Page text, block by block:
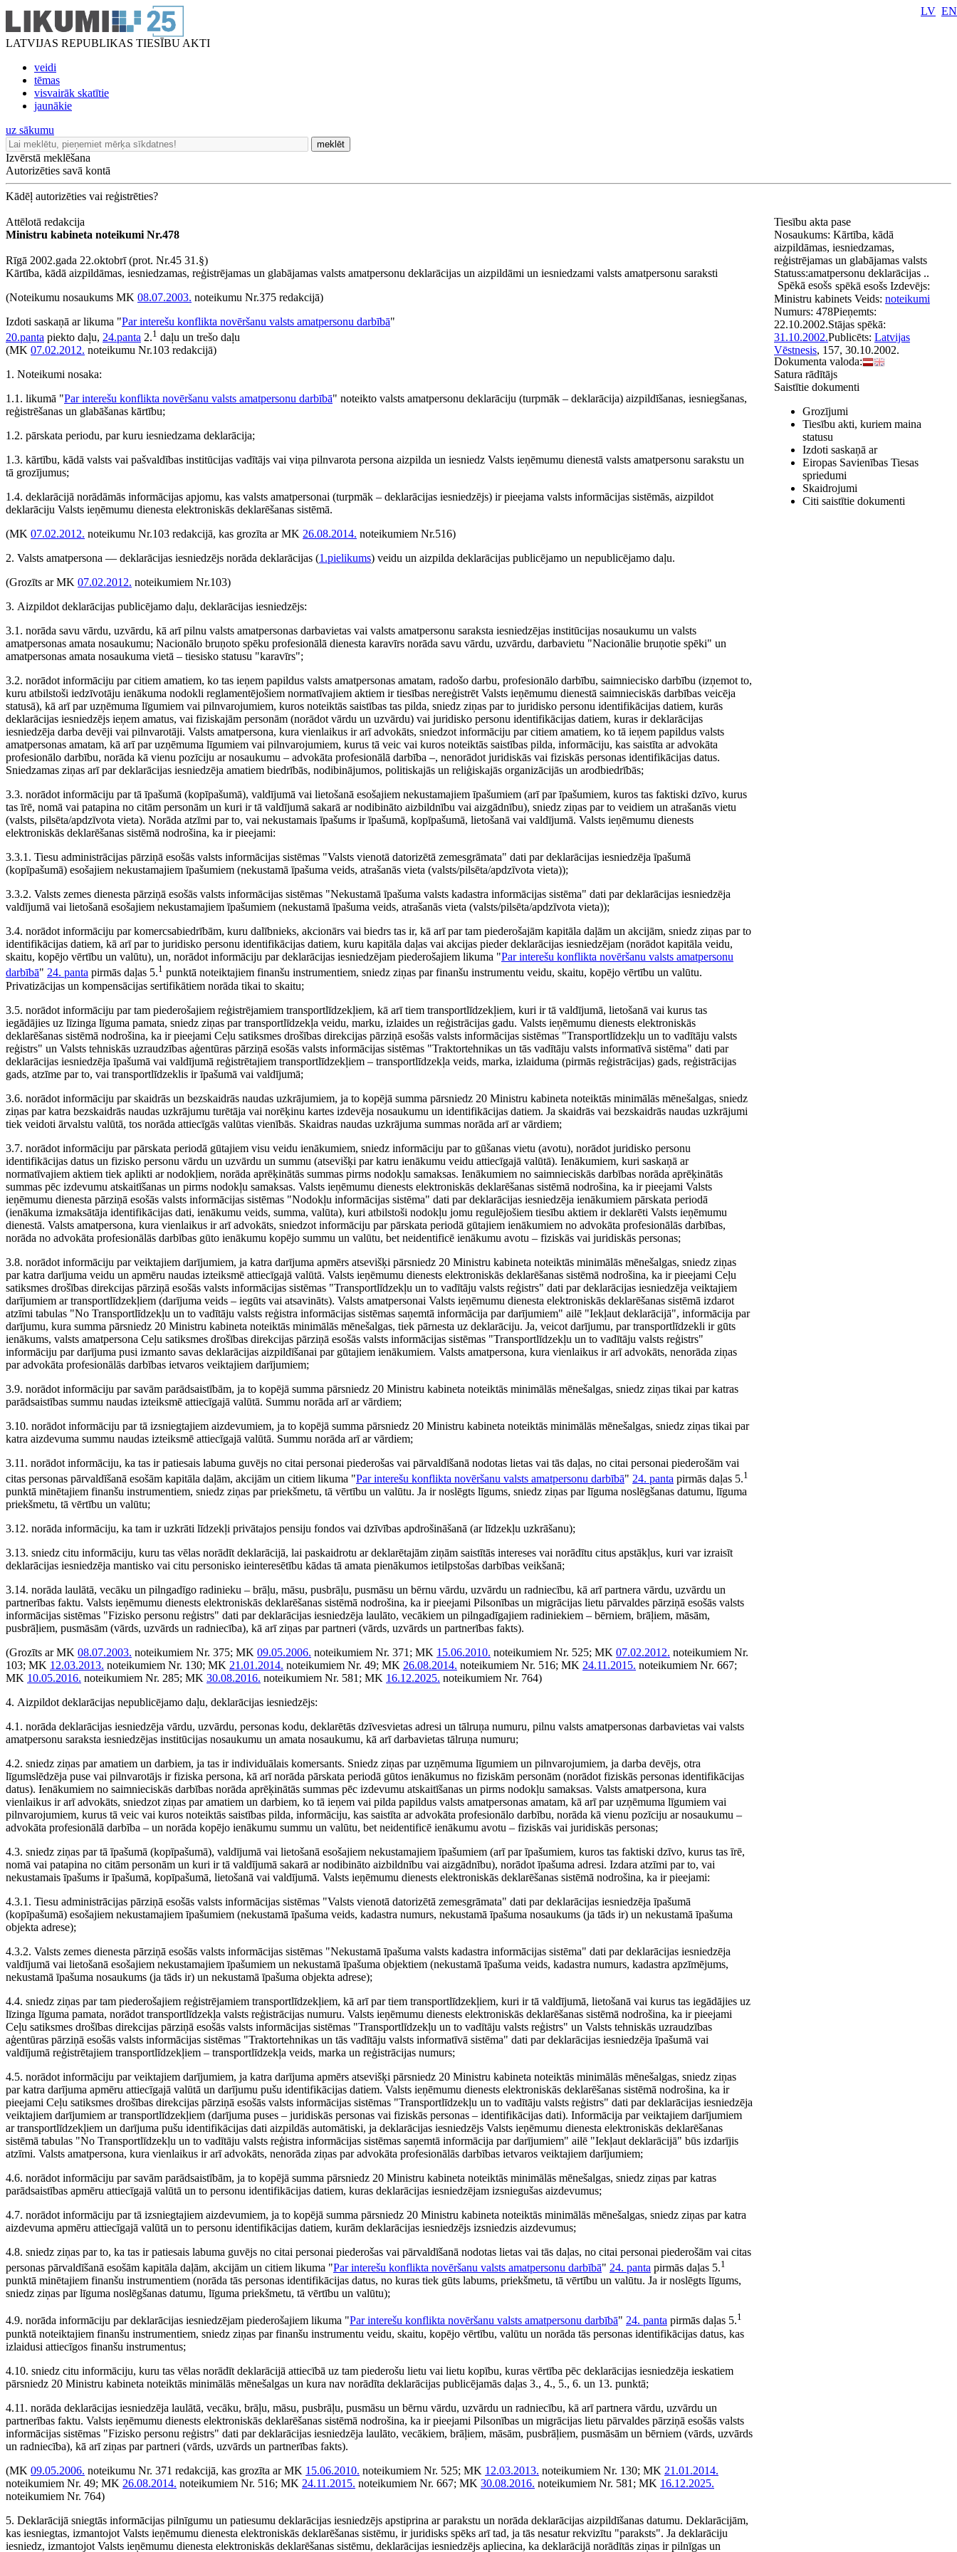
LATVIJAS REPUBLIKAS TIESĪBU AKTI
veidi
tēmas
visvairāk skatītie
jaunākie
LV EN
uz sākumu
meklēt
Izvērstā meklēšana
Autorizēties savā kontā
Kādēļ autorizēties vai reģistrēties?
Attēlotā redakcija
Ministru kabineta noteikumi Nr.478
Rīgā 2002.gada 22.oktobrī (prot. Nr.45 31.§)
Kārtība, kādā aizpildāmas, iesniedzamas, reģistrējamas un glabājamas valsts amatpersonu deklarācijas un aizpildāmi un iesniedzami valsts amatpersonu saraksti
(Noteikumu nosaukums MK 08.07.2003. noteikumu Nr.375 redakcijā)
Izdoti saskaņā ar likuma "Par interešu konflikta novēršanu valsts amatpersonu darbībā"
20.panta piekto daļu, 24.panta 2.1 daļu un trešo daļu
(MK 07.02.2012. noteikumu Nr.103 redakcijā)
1. Noteikumi nosaka:
1.1. likumā "Par interešu konflikta novēršanu valsts amatpersonu darbībā" noteikto valsts amatpersonu deklarāciju (turpmāk – deklarācija) aizpildīšanas, iesniegšanas,
reģistrēšanas un glabāšanas kārtību;
1.2. pārskata periodu, par kuru iesniedzama deklarācija;
1.3. kārtību, kādā valsts vai pašvaldības institūcijas vadītājs vai viņa pilnvarota persona aizpilda un iesniedz Valsts ieņēmumu dienestā valsts amatpersonu sarakstu un
tā grozījumus;
1.4. deklarācijā norādāmās informācijas apjomu, kas valsts amatpersonai (turpmāk – deklarācijas iesniedzējs) ir pieejama valsts informācijas sistēmās, aizpildot
deklarāciju Valsts ieņēmumu dienesta elektroniskās deklarēšanas sistēmā.
(MK 07.02.2012. noteikumu Nr.103 redakcijā, kas grozīta ar MK 26.08.2014. noteikumiem Nr.516)
2. Valsts amatpersona — deklarācijas iesniedzējs norāda deklarācijas (1.pielikums) veidu un aizpilda deklarācijas publicējamo un nepublicējamo daļu.
(Grozīts ar MK 07.02.2012. noteikumiem Nr.103)
3. Aizpildot deklarācijas publicējamo daļu, deklarācijas iesniedzējs:
3.1. norāda savu vārdu, uzvārdu, kā arī pilnu valsts amatpersonas darbavietas vai valsts amatpersonu saraksta iesniedzējas institūcijas nosaukumu un valsts
amatpersonas amata nosaukumu; Nacionālo bruņoto spēku profesionālā dienesta karavīrs norāda savu vārdu, uzvārdu, darbavietu "Nacionālie bruņotie spēki" un
amatpersonas amata nosaukuma vietā – tiesisko statusu "karavīrs";
3.2. norādot informāciju par citiem amatiem, ko tas ieņem papildus valsts amatpersonas amatam, radošo darbu, profesionālo darbību, saimniecisko darbību (izņemot to,
kuru atbilstoši iedzīvotāju ienākuma nodokli reglamentējošiem normatīvajiem aktiem ir tiesības nereģistrēt Valsts ieņēmumu dienestā saimnieciskās darbības veicēja
statusā), kā arī par uzņēmuma līgumiem vai pilnvarojumiem, kuros noteiktās saistības tas pilda, sniedz ziņas par to juridisko personu identifikācijas datiem, kurās
deklarācijas iesniedzējs ieņem amatus, vai fiziskajām personām (norādot vārdu un uzvārdu) vai juridisko personu identifikācijas datiem, kuras ir deklarācijas
iesniedzēja darba devēji vai pilnvarotāji. Valsts amatpersona, kura vienlaikus ir arī advokāts, sniedzot informāciju par citiem amatiem, ko tā ieņem papildus valsts
amatpersonas amatam, kā arī par uzņēmuma līgumiem vai pilnvarojumiem, kurus tā veic vai kuros noteiktās saistības pilda, informāciju, kas saistīta ar advokāta
profesionālo darbību, norāda kā vienu pozīciju ar nosaukumu – advokāta profesionālā darbība –, nenorādot juridiskās vai fiziskās personas identifikācijas datus.
Sniedzamas ziņas arī par deklarācijas iesniedzēja amatiem biedrībās, nodibinājumos, politiskajās un reliģiskajās organizācijās un arodbiedrībās;
3.3. norādot informāciju par tā īpašumā (kopīpašumā), valdījumā vai lietošanā esošajiem nekustamajiem īpašumiem (arī par īpašumiem, kuros tas faktiski dzīvo, kurus
tas īrē, nomā vai patapina no citām personām un kuri ir tā valdījumā sakarā ar nodibināto aizbildnību vai aizgādnību), sniedz ziņas par to veidiem un atrašanās vietu
(valsts, pilsēta/apdzīvota vieta). Norāda atzīmi par to, vai nekustamais īpašums ir īpašumā, kopīpašumā, lietošanā vai valdījumā. Valsts ieņēmumu dienests
elektroniskās deklarēšanas sistēmā nodrošina, ka ir pieejami:
3.3.1. Tiesu administrācijas pārziņā esošās valsts informācijas sistēmas "Valsts vienotā datorizētā zemesgrāmata" dati par deklarācijas iesniedzēja īpašumā
(kopīpašumā) esošajiem nekustamajiem īpašumiem (nekustamā īpašuma veids, atrašanās vieta (valsts/pilsēta/apdzīvota vieta));
3.3.2. Valsts zemes dienesta pārziņā esošās valsts informācijas sistēmas "Nekustamā īpašuma valsts kadastra informācijas sistēma" dati par deklarācijas iesniedzēja
valdījumā vai lietošanā esošajiem nekustamajiem īpašumiem (nekustamā īpašuma veids, atrašanās vieta (valsts/pilsēta/apdzīvota vieta));
3.4. norādot informāciju par komercsabiedrībām, kuru dalībnieks, akcionārs vai biedrs tas ir, kā arī par tam piederošajām kapitāla daļām un akcijām, sniedz ziņas par to
identifikācijas datiem, kā arī par to juridisko personu identifikācijas datiem, kuru kapitāla daļas vai akcijas pieder deklarācijas iesniedzējam (norādot kapitāla veidu,
skaitu, kopējo vērtību un valūtu), un, norādot informāciju par deklarācijas iesniedzējam piederošajiem likuma "Par interešu konflikta novēršanu valsts amatpersonu
darbībā" 24. panta pirmās daļas 5.1 punktā noteiktajiem finanšu instrumentiem, sniedz ziņas par finanšu instrumentu veidu, skaitu, kopējo vērtību un valūtu.
Privatizācijas un kompensācijas sertifikātiem norāda tikai to skaitu;
3.5. norādot informāciju par tam piederošajiem reģistrējamiem transportlīdzekļiem, kā arī tiem transportlīdzekļiem, kuri ir tā valdījumā, lietošanā vai kurus tas
iegādājies uz līzinga līguma pamata, sniedz ziņas par transportlīdzekļa veidu, marku, izlaides un reģistrācijas gadu. Valsts ieņēmumu dienests elektroniskās
deklarēšanas sistēmā nodrošina, ka ir pieejami Ceļu satiksmes drošības direkcijas pārziņā esošās valsts informācijas sistēmas "Transportlīdzekļu un to vadītāju valsts
reģistrs" un Valsts tehniskās uzraudzības aģentūras pārziņā esošās valsts informācijas sistēmas "Traktortehnikas un tās vadītāju valsts informatīvā sistēma" dati par
deklarācijas iesniedzēja īpašumā vai valdījumā reģistrētajiem transportlīdzekļiem – transportlīdzekļa veids, marka, izlaiduma (pirmās reģistrācijas) gads, reģistrācijas
gads, atzīme par to, vai transportlīdzeklis ir īpašumā vai valdījumā;
3.6. norādot informāciju par skaidrās un bezskaidrās naudas uzkrājumiem, ja to kopējā summa pārsniedz 20 Ministru kabineta noteiktās minimālās mēnešalgas, sniedz
ziņas par katra bezskaidrās naudas uzkrājumu turētāja vai norēķinu kartes izdevēja nosaukumu un identifikācijas datiem. Ja skaidrās vai bezskaidrās naudas uzkrājumi
tiek veidoti ārvalstu valūtā, tos norāda attiecīgās valūtas vienībās. Skaidras naudas uzkrājuma summas norāda arī ar vārdiem;
3.7. norādot informāciju par pārskata periodā gūtajiem visu veidu ienākumiem, sniedz informāciju par to gūšanas vietu (avotu), norādot juridisko personu
identifikācijas datus un fizisko personu vārdu un uzvārdu un summu (atsevišķi par katru ienākumu veidu attiecīgajā valūtā). Ienākumiem, kuri saskaņā ar
normatīvajiem aktiem tiek aplikti ar nodokļiem, norāda aprēķinātās summas pirms nodokļu samaksas. Ienākumiem no saimnieciskās darbības norāda aprēķinātās
summas pēc izdevumu atskaitīšanas un pirms nodokļu samaksas. Valsts ieņēmumu dienests elektroniskās deklarēšanas sistēmā nodrošina, ka ir pieejami Valsts
ieņēmumu dienesta pārziņā esošās valsts informācijas sistēmas "Nodokļu informācijas sistēma" dati par deklarācijas iesniedzēja ienākumiem pārskata periodā
(ienākuma izmaksātāja identifikācijas dati, ienākumu veids, summa, valūta), kuri atbilstoši nodokļu jomu regulējošiem tiesību aktiem ir deklarēti Valsts ieņēmumu
dienestā. Valsts amatpersona, kura vienlaikus ir arī advokāts, sniedzot informāciju par pārskata periodā gūtajiem ienākumiem no advokāta profesionālās darbības,
norāda no advokāta profesionālās darbības gūto ienākumu kopējo summu un valūtu, bet neidentificē ienākumu avotu – fiziskās vai juridiskās personas;
3.8. norādot informāciju par veiktajiem darījumiem, ja katra darījuma apmērs atsevišķi pārsniedz 20 Ministru kabineta noteiktās minimālās mēnešalgas, sniedz ziņas
par katra darījuma veidu un apmēru naudas izteiksmē attiecīgajā valūtā. Valsts ieņēmumu dienests elektroniskās deklarēšanas sistēmā nodrošina, ka ir pieejami Ceļu
satiksmes drošības direkcijas pārziņā esošās valsts informācijas sistēmas "Transportlīdzekļu un to vadītāju valsts reģistrs" dati par deklarācijas iesniedzēja veiktajiem
darījumiem ar transportlīdzekļiem (darījuma veids – iegūts vai atsavināts). Valsts amatpersonai Valsts ieņēmumu dienesta elektroniskās deklarēšanas sistēmā izdarot
atzīmi tabulas "No Transportlīdzekļu un to vadītāju valsts reģistra informācijas sistēmas saņemtā informācija par darījumiem" ailē "Iekļaut deklarācijā", informācija par
darījumu, kura summa pārsniedz 20 Ministru kabineta noteiktās minimālās mēnešalgas, tiek pārnesta uz deklarāciju. Ja, veicot darījumu, par transportlīdzekli ir gūts
ienākums, valsts amatpersona Ceļu satiksmes drošības direkcijas pārziņā esošās valsts informācijas sistēmas "Transportlīdzekļu un to vadītāju valsts reģistrs"
informāciju par darījuma pusi izmanto savas deklarācijas aizpildīšanai par gūtajiem ienākumiem. Valsts amatpersona, kura vienlaikus ir arī advokāts, nenorāda ziņas
par advokāta profesionālās darbības ietvaros veiktajiem darījumiem;
3.9. norādot informāciju par savām parādsaistībām, ja to kopējā summa pārsniedz 20 Ministru kabineta noteiktās minimālās mēnešalgas, sniedz ziņas tikai par katras
parādsaistības summu naudas izteiksmē attiecīgajā valūtā. Summu norāda arī ar vārdiem;
3.10. norādot informāciju par tā izsniegtajiem aizdevumiem, ja to kopējā summa pārsniedz 20 Ministru kabineta noteiktās minimālās mēnešalgas, sniedz ziņas tikai par
katra aizdevuma summu naudas izteiksmē attiecīgajā valūtā. Summu norāda arī ar vārdiem;
3.11. norādot informāciju, ka tas ir patiesais labuma guvējs no citai personai piederošas vai pārvaldīšanā nodotas lietas vai tās daļas, no citai personai piederošām vai
citas personas pārvaldīšanā esošām kapitāla daļām, akcijām un citiem likuma "Par interešu konflikta novēršanu valsts amatpersonu darbībā" 24. panta pirmās daļas 5.1
punktā minētajiem finanšu instrumentiem, sniedz ziņas par priekšmetu, tā vērtību un valūtu. Ja ir noslēgts līgums, sniedz ziņas par līguma noslēgšanas datumu, līguma
priekšmetu, tā vērtību un valūtu;
3.12. norāda informāciju, ka tam ir uzkrāti līdzekļi privātajos pensiju fondos vai dzīvības apdrošināšanā (ar līdzekļu uzkrāšanu);
3.13. sniedz citu informāciju, kuru tas vēlas norādīt deklarācijā, lai paskaidrotu ar deklarētajām ziņām saistītās intereses vai norādītu citus apstākļus, kuri var izraisīt
deklarācijas iesniedzēja mantisko vai citu personisko ieinteresētību kādas tā amata pienākumos ietilpstošas darbības veikšanā;
3.14. norāda laulātā, vecāku un pilngadīgo radinieku – brāļu, māsu, pusbrāļu, pusmāsu un bērnu vārdu, uzvārdu un radniecību, kā arī partnera vārdu, uzvārdu un
partnerības faktu. Valsts ieņēmumu dienests elektroniskās deklarēšanas sistēmā nodrošina, ka ir pieejami Pilsonības un migrācijas lietu pārvaldes pārziņā esošās valsts
informācijas sistēmas "Fizisko personu reģistrs" dati par deklarācijas iesniedzēja laulāto, vecākiem un pilngadīgajiem radiniekiem – bērniem, brāļiem, māsām,
pusbrāļiem, pusmāsām (vārds, uzvārds un radniecība), kā arī ziņas par partneri (vārds, uzvārds un partnerības fakts).
(Grozīts ar MK 08.07.2003. noteikumiem Nr. 375; MK 09.05.2006. noteikumiem Nr. 371; MK 15.06.2010. noteikumiem Nr. 525; MK 07.02.2012. noteikumiem Nr.
103; MK 12.03.2013. noteikumiem Nr. 130; MK 21.01.2014. noteikumiem Nr. 49; MK 26.08.2014. noteikumiem Nr. 516; MK 24.11.2015. noteikumiem Nr. 667;
MK 10.05.2016. noteikumiem Nr. 285; MK 30.08.2016. noteikumiem Nr. 581; MK 16.12.2025. noteikumiem Nr. 764)
4. Aizpildot deklarācijas nepublicējamo daļu, deklarācijas iesniedzējs:
4.1. norāda deklarācijas iesniedzēja vārdu, uzvārdu, personas kodu, deklarētās dzīvesvietas adresi un tālruņa numuru, pilnu valsts amatpersonas darbavietas vai valsts
amatpersonu saraksta iesniedzējas institūcijas nosaukumu un amata nosaukumu, kā arī darbavietas tālruņa numuru;
4.2. sniedz ziņas par amatiem un darbiem, ja tas ir individuālais komersants. Sniedz ziņas par uzņēmuma līgumiem un pilnvarojumiem, ja darba devējs, otra
līgumslēdzēja puse vai pilnvarotājs ir fiziska persona, kā arī norāda pārskata periodā gūtos ienākumus no fiziskām personām (norādot fiziskās personas identifikācijas
datus). Ienākumiem no saimnieciskās darbības norāda aprēķinātās summas pēc izdevumu atskaitīšanas un pirms nodokļu samaksas. Valsts amatpersona, kura
vienlaikus ir arī advokāts, sniedzot ziņas par amatiem un darbiem, ko tā ieņem vai pilda papildus valsts amatpersonas amatam, kā arī par uzņēmuma līgumiem vai
pilnvarojumiem, kurus tā veic vai kuros noteiktās saistības pilda, informāciju, kas saistīta ar advokāta profesionālo darbību, norāda kā vienu pozīciju ar nosaukumu –
advokāta profesionālā darbība – un norāda kopējo ienākumu summu un valūtu, bet neidentificē ienākumu avotu – fiziskās vai juridiskās personas;
4.3. sniedz ziņas par tā īpašumā (kopīpašumā), valdījumā vai lietošanā esošajiem nekustamajiem īpašumiem (arī par īpašumiem, kuros tas faktiski dzīvo, kurus tas īrē,
nomā vai patapina no citām personām un kuri ir tā valdījumā sakarā ar nodibināto aizbildnību vai aizgādnību), norādot īpašuma adresi. Izdara atzīmi par to, vai
nekustamais īpašums ir īpašumā, kopīpašumā, lietošanā vai valdījumā. Valsts ieņēmumu dienests elektroniskās deklarēšanas sistēmā nodrošina, ka ir pieejami:
4.3.1. Tiesu administrācijas pārziņā esošās valsts informācijas sistēmas "Valsts vienotā datorizētā zemesgrāmata" dati par deklarācijas iesniedzēja īpašumā
(kopīpašumā) esošajiem nekustamajiem īpašumiem (nekustamā īpašuma veids, kadastra numurs, nekustamā īpašuma nosaukums (ja tāds ir) un nekustamā īpašuma
objekta adrese);
4.3.2. Valsts zemes dienesta pārziņā esošās valsts informācijas sistēmas "Nekustamā īpašuma valsts kadastra informācijas sistēma" dati par deklarācijas iesniedzēja
valdījumā vai lietošanā esošajiem nekustamajiem īpašumiem un nekustamā īpašuma objektiem (nekustamā īpašuma veids, kadastra numurs, kadastra apzīmējums,
nekustamā īpašuma nosaukums (ja tāds ir) un nekustamā īpašuma objekta adrese);
4.4. sniedz ziņas par tam piederošajiem reģistrējamiem transportlīdzekļiem, kā arī par tiem transportlīdzekļiem, kuri ir tā valdījumā, lietošanā vai kurus tas iegādājies uz
līzinga līguma pamata, norādot transportlīdzekļa valsts reģistrācijas numuru. Valsts ieņēmumu dienests elektroniskās deklarēšanas sistēmā nodrošina, ka ir pieejami
Ceļu satiksmes drošības direkcijas pārziņā esošās valsts informācijas sistēmas "Transportlīdzekļu un to vadītāju valsts reģistrs" un Valsts tehniskās uzraudzības
aģentūras pārziņā esošās valsts informācijas sistēmas "Traktortehnikas un tās vadītāju valsts informatīvā sistēma" dati par deklarācijas iesniedzēja īpašumā vai
valdījumā reģistrētajiem transportlīdzekļiem – transportlīdzekļa veids, marka un reģistrācijas numurs;
4.5. norādot informāciju par veiktajiem darījumiem, ja katra darījuma apmērs atsevišķi pārsniedz 20 Ministru kabineta noteiktās minimālās mēnešalgas, sniedz ziņas
par katra darījuma apmēru attiecīgajā valūtā un darījumu pušu identifikācijas datiem. Valsts ieņēmumu dienests elektroniskās deklarēšanas sistēmā nodrošina, ka ir
pieejami Ceļu satiksmes drošības direkcijas pārziņā esošās valsts informācijas sistēmas "Transportlīdzekļu un to vadītāju valsts reģistrs" dati par deklarācijas iesniedzēja
veiktajiem darījumiem ar transportlīdzekļiem (darījuma puses – juridiskās personas vai fiziskās personas – identifikācijas dati). Informācija par veiktajiem darījumiem
ar transportlīdzekļiem un darījuma pušu identifikācijas dati aizpildās automātiski, ja deklarācijas iesniedzējs Valsts ieņēmumu dienesta elektroniskās deklarēšanas
sistēmā tabulas "No Transportlīdzekļu un to vadītāju valsts reģistra informācijas sistēmas saņemtā informācija par darījumiem" ailē "Iekļaut deklarācijā" būs izdarījis
atzīmi. Valsts amatpersona, kura vienlaikus ir arī advokāts, nenorāda ziņas par advokāta profesionālās darbības ietvaros veiktajiem darījumiem;
4.6. norādot informāciju par savām parādsaistībām, ja to kopējā summa pārsniedz 20 Ministru kabineta noteiktās minimālās mēnešalgas, sniedz ziņas par katras
parādsaistības apmēru attiecīgajā valūtā un to personu identifikācijas datiem, kuras deklarācijas iesniedzējam izsniegušas aizdevumus;
4.7. norādot informāciju par tā izsniegtajiem aizdevumiem, ja to kopējā summa pārsniedz 20 Ministru kabineta noteiktās minimālās mēnešalgas, sniedz ziņas par katra
aizdevuma apmēru attiecīgajā valūtā un to personu identifikācijas datiem, kurām deklarācijas iesniedzējs izsniedzis aizdevumus;
4.8. sniedz ziņas par to, ka tas ir patiesais labuma guvējs no citai personai piederošas vai pārvaldīšanā nodotas lietas vai tās daļas, no citai personai piederošām vai citas
personas pārvaldīšanā esošām kapitāla daļām, akcijām un citiem likuma "Par interešu konflikta novēršanu valsts amatpersonu darbībā" 24. panta pirmās daļas 5.1
punktā minētajiem finanšu instrumentiem (norāda tās personas identifikācijas datus, no kuras tiek gūts labums, priekšmetu, tā vērtību un valūtu. Ja ir noslēgts līgums,
sniedz ziņas par līguma noslēgšanas datumu, līguma priekšmetu, tā vērtību un valūtu);
4.9. norāda informāciju par deklarācijas iesniedzējam piederošajiem likuma "Par interešu konflikta novēršanu valsts amatpersonu darbībā" 24. panta pirmās daļas 5.1
punktā noteiktajiem finanšu instrumentiem, sniedz ziņas par finanšu instrumentu veidu, skaitu, kopējo vērtību, valūtu un norāda tās personas identifikācijas datus, kas
izlaidusi attiecīgos finanšu instrumentus;
4.10. sniedz citu informāciju, kuru tas vēlas norādīt deklarācijā attiecībā uz tam piederošu lietu vai lietu kopību, kuras vērtība pēc deklarācijas iesniedzēja ieskatiem
pārsniedz 20 Ministru kabineta noteiktās minimālās mēnešalgas un kura nav norādīta deklarācijas publicējamās daļas 3., 4., 5., 6. un 13. punktā;
4.11. norāda deklarācijas iesniedzēja laulātā, vecāku, brāļu, māsu, pusbrāļu, pusmāsu un bērnu vārdu, uzvārdu un radniecību, kā arī partnera vārdu, uzvārdu un
partnerības faktu. Valsts ieņēmumu dienests elektroniskās deklarēšanas sistēmā nodrošina, ka ir pieejami Pilsonības un migrācijas lietu pārvaldes pārziņā esošās valsts
informācijas sistēmas "Fizisko personu reģistrs" dati par deklarācijas iesniedzēja laulāto, vecākiem, brāļiem, māsām, pusbrāļiem, pusmāsām un bērniem (vārds, uzvārds
un radniecība), kā arī ziņas par partneri (vārds, uzvārds un partnerības fakts).
(MK 09.05.2006. noteikumu Nr. 371 redakcijā, kas grozīta ar MK 15.06.2010. noteikumiem Nr. 525; MK 12.03.2013. noteikumiem Nr. 130; MK 21.01.2014.
noteikumiem Nr. 49; MK 26.08.2014. noteikumiem Nr. 516; MK 24.11.2015. noteikumiem Nr. 667; MK 30.08.2016. noteikumiem Nr. 581; MK 16.12.2025.
noteikumiem Nr. 764)
5. Deklarācijā sniegtās informācijas pilnīgumu un patiesumu deklarācijas iesniedzējs apstiprina ar parakstu un norāda deklarācijas aizpildīšanas datumu. Deklarācijām,
kas iesniegtas, izmantojot Valsts ieņēmumu dienesta elektroniskās deklarēšanas sistēmu, ir juridisks spēks arī tad, ja tās nesatur rekvizītu "paraksts". Ja deklarāciju
iesniedz, izmantojot Valsts ieņēmumu dienesta elektroniskās deklarēšanas sistēmu, deklarācijas iesniedzējs apliecina, ka deklarācijā norādītās ziņas ir pilnīgas un
Tiesību akta pase
Nosaukums: Kārtība, kādā
aizpildāmas, iesniedzamas,
reģistrējamas un glabājamas valsts
amatpersonu deklarācijas ..
Statuss:
Spēkā esošs spēkā esošs Izdevējs:
Ministru kabinets Veids: noteikumi
Numurs: 478Pieņemts:
22.10.2002.Stājas spēkā:
31.10.2002.Publicēts: Latvijas
Vēstnesis, 157, 30.10.2002.
Dokumenta valoda:
Satura rādītājs
Saistītie dokumenti
Grozījumi
Tiesību akti, kuriem maina
statusu
Izdoti saskaņā ar
Eiropas Savienības Tiesas
spriedumi
Skaidrojumi
Citi saistītie dokumenti